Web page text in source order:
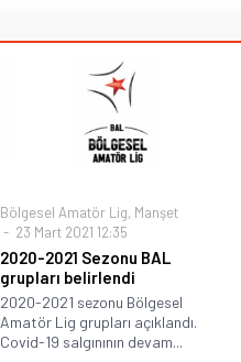
Bölgesel Amatör Lig, Manşet
23 Mart 2021 12:35
2020-2021 Sezonu BAL
grupları belirlendi
2020-2021 sezonu Bölgesel
Amatör Lig grupları açıklandı.
Covid-19 salgınının devam...